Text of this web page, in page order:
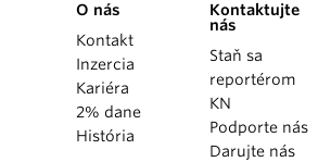
O nás
Kontakt
Inzercia
Kariéra
2% dane
História
Kontaktujte
nás
Staň sa
reportérom
KN
Podporte nás
Darujte nás